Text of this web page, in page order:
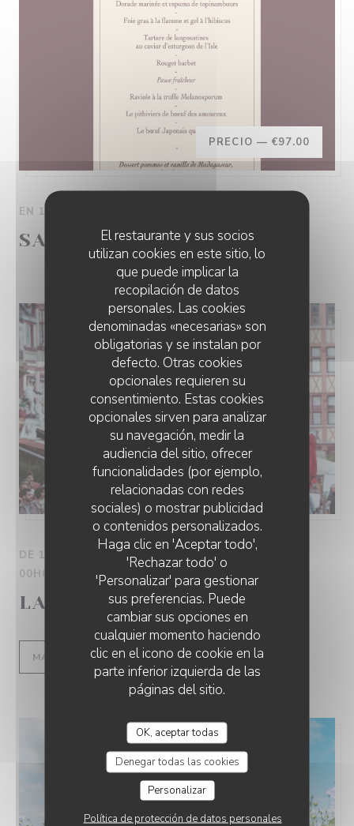
El restaurante y sus socios
utilizan cookies en este sitio, lo
que puede implicar la
recopilación de datos
personales. Las cookies
denominadas «necesarias» son
obligatorias y se instalan por
defecto. Otras cookies
opcionales requieren su
consentimiento. Estas cookies
opcionales sirven para analizar
su navegación, medir la
audiencia del sitio, ofrecer
funcionalidades (por ejemplo,
relacionadas con redes
sociales) o mostrar publicidad
o contenidos personalizados.
Haga clic en 'Aceptar todo',
'Rechazar todo' o
'Personalizar' para gestionar
sus preferencias. Puede
cambiar sus opciones en
cualquier momento haciendo
clic en el icono de cookie en la
parte inferior izquierda de las
páginas del sitio.
OK, aceptar todas
Denegar todas las cookies
Personalizar
Política de protección de datos personales
PRECIO — €97.00
EN 14/02/2026 DE LAS 19H00 HASTA LAS 21H00
SAINT VALENTIN 2026
DE 11/10/2025 HASTA LAS 12/10/2025 DE LAS
00H00 HASTA LAS 00H00
LA FÊTE DU VENTRE
MÁS INFORMACIÓN((ABRE EN UNA NUEVA VENTANA))
RESTAURANT LA TOILE DE LIN